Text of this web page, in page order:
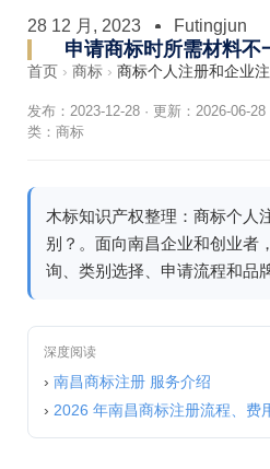
28 12 月, 2023 Futingjun
申请商标时所需材料不
首页 › 商标 › 商标个人注册和企业
发布：2023-12-28 · 更新：2026-06-28
类： 商标
木标知识产权整理：商标个人
别？。面向南昌企业和创业者
询、类别选择、申请流程和品
深度阅读
› 南昌商标注册 服务介绍
› 2026 年南昌商标注册流程、费